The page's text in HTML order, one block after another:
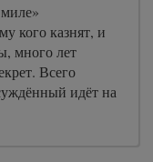
кого казнят, и
много лет
Всего
идёт на